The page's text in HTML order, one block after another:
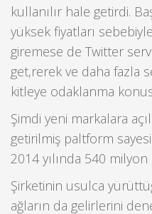
kullanılır hale getirdi.
yüksek fiyatları
giremese de Twitter
get,rerek ve daha fazla
kitleye odaklanma
Şimdi yeni markalara
getirilmiş paltform
2014 yılında 540
Şirketinin usulca
ağların da gelirlerini